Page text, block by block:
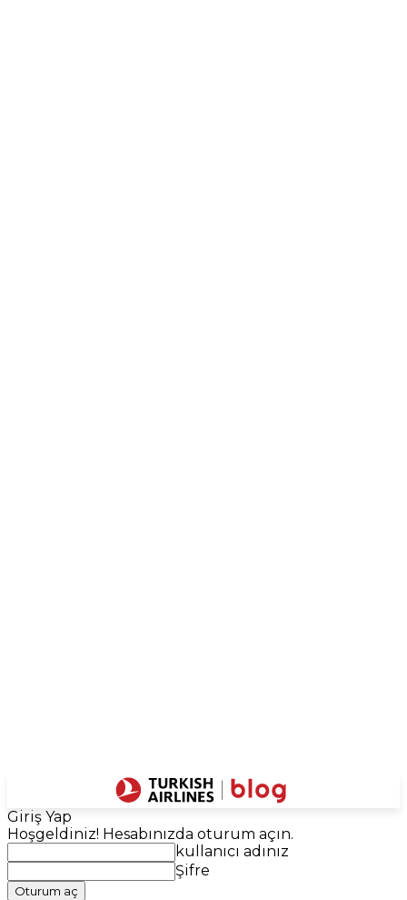
Giriş Yap
Hoşgeldiniz! Hesabınızda oturum açın.
kullanıcı adınız
Şifre